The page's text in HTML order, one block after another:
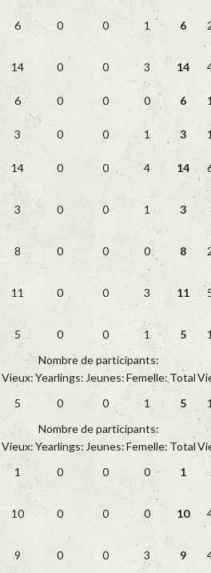
6 0 0 1 6
14 0 0 3 14
6 0 0 0 6
3 0 0 1 3
14 0 0 4 14
3 0 0 1 3
8 0 0 0 8
11 0 0 3 11
5 0 0 1 5
Nombre de participants:
Vieux:Yearlings: Jeunes:Femelle: Total
5 0 0 1 5
Nombre de participants:
Vieux:Yearlings: Jeunes:Femelle: Total
1 0 0 0 1
10 0 0 0 10
9 0 0 3 9